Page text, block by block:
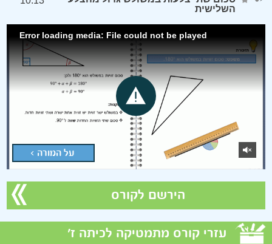
השלישית
על המורה >
Error loading media: File could not be played
הירשם לקורס
עזרי קורס מתמטיקה לכיתה ז'